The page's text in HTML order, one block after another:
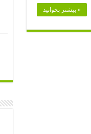
بیشتر بخوانید »